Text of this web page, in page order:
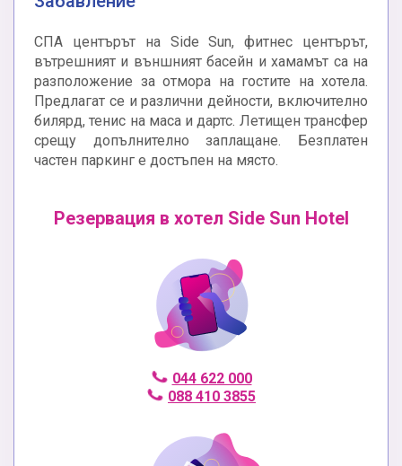
СПА центърът на Side Sun, фитнес центърът,
вътрешният и външният басейн и хамамът са на
разположение за отмора на гостите на хотела.
Предлагат се и различни дейности, включително
билярд, тенис на маса и дартс. Летищен трансфер
срещу допълнително заплащане. Безплатен
частен паркинг е достъпен на място.
Резервация в хотел Side Sun Hotel
044 622 000
088 410 3855